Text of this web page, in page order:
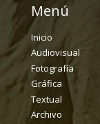
Menú
Inicio
Audiovisual
Fotografía
Gráfica
Textual
Archivo